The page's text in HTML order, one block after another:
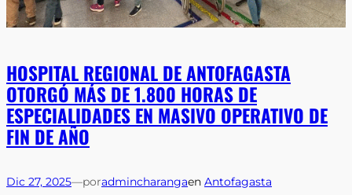
HOSPITAL REGIONAL DE ANTOFAGASTA
OTORGÓ MÁS DE 1.800 HORAS DE
ESPECIALIDADES EN MASIVO OPERATIVO DE
FIN DE AÑO
Dic 27, 2025—poradmincharangaen Antofagasta